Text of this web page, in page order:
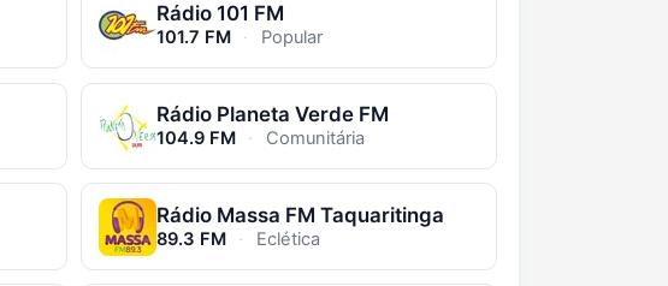
Rádio 101 FM
101.7 FM · Popular
Rádio Planeta Verde FM
104.9 FM · Comunitária
Rádio Massa FM Taquaritinga
89.3 FM · Eclética